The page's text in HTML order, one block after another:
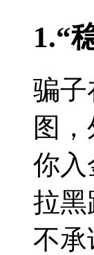
1.“
骗子
图
你入
拉黑
不承